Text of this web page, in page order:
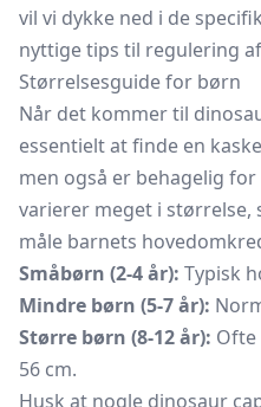
vil vi dykke ned i de
nyttige tips til regulering
Størrelsesguide for børn
Når det kommer til
essentielt at finde en
men også er behagelig
varierer meget i
måle barnets
Småbørn (2-4 år): Typisk
Mindre børn (5-7 år):
Større børn (8-12 år): Ofte
56 cm.
Husk at nogle dinosaur